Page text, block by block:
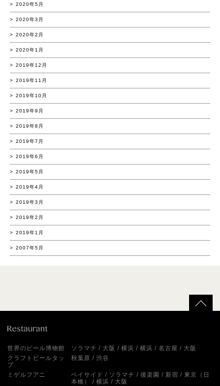
2020年5月
2020年3月
2020年2月
2020年1月
2019年12月
2019年11月
2019年10月
2019年9月
2019年8月
2019年7月
2019年6月
2019年5月
2019年4月
2019年3月
2019年2月
2019年1月
2007年5月
世界のビール博物館 ソラマチ 大阪 横浜 横浜 名古屋
大阪
クラフトビールタッ
プ
秋葉原 渋谷
ミゲルフアニ ベイサイド ソラマチ 後楽園 新宿
東京（日
本橋）
横浜
大阪